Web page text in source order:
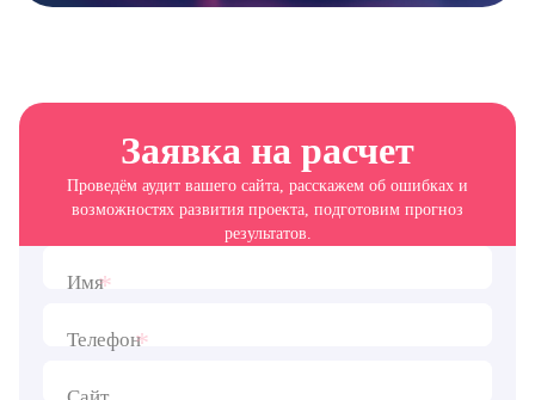
Заявка на расчет
Проведём аудит вашего сайта, расскажем об ошибках и
возможностях развития проекта, подготовим прогноз
результатов.
Имя*
Телефон*